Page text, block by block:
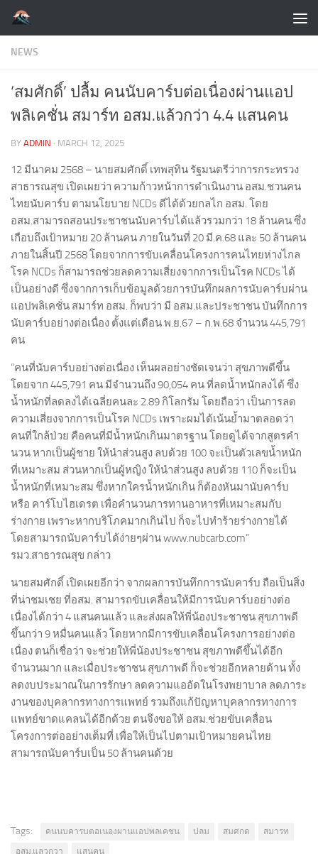
Skip to content
NEWS
‘สมศักดิ์’ ปลื้ม คนนับคาร์บต่อเนื่องผ่านแอป
พลิเคชั่น สมาร์ท อสม.แล้วกว่า 4.4 แสนคน
BY ADMIN · MARCH 12, 2025
12 มีนาคม 2568 – นายสมศักดิ์ เทพสุทิน รัฐมนตรีว่าการกระทรวง
สาธารณสุข เปิดเผยว่า ความก้าวหน้าการดำเนินงาน อสม.ชวนคน
ไทยนับคาร์บ ตามนโยบาย NCDs ดีได้ด้วยกลไก อสม. โดย
อสม.สามารถสอนประชาชนนับคาร์บได้แล้วรวมกว่า 18 ล้านคน ซึ่ง
เกือบถึงเป้าหมาย 20 ล้านคน ภายในวันที่ 20 มี.ค.68 และ 50 ล้านคน
ภายในสิ้นปี 2568 โดยจากการขับเคลื่อนโครงการคนไทยห่างไกล
โรค NCDs ก็สามารถช่วยลดความเสี่ยงจากการเป็นโรค NCDs ได้
เป็นอย่างดี ซึ่งจากการเก็บข้อมูลด้วยการบันทึกผลการนับคาร์บผ่าน
แอปพลิเคชั่น สมาร์ท อสม. ก็พบว่า มี อสม.และประชาชน บันทึกการ
นับคาร์บอย่างต่อเนื่อง ตั้งแต่เดือน พ.ย.67 – ก.พ.68 จำนวน 445,791
คน
“คนที่นับคาร์บอย่างต่อเนื่อง เห็นผลอย่างชัดเจนว่า สุขภาพดีขึ้น
โดยจาก 445,791 คน มีจำนวนถึง 90,054 คน ที่ลดน้ำหนักลงได้ ซึ่ง
น้ำหนักที่ลดลงได้เฉลี่ยคนละ 2.89 กิโลกรัม โดยถือว่า เป็นการลด
ความเสี่ยงจากการเป็นโรค NCDs เพราะผมได้เน้นย้ำมาตลอดว่า
คนที่ใกล้ป่วย คือคนที่มีน้ำหนักเกินมาตรฐาน โดยดูได้จากสูตรคำ
นวน หากเป็นผู้ชาย ให้นำส่วนสูง ลบด้วย 100 จะเป็นตัวเลขน้ำหนัก
ที่เหมาะสม ส่วนหากเป็นผู้หญิง ให้นำส่วนสูง ลบด้วย 110 ก็จะเป็น
น้ำหนักที่เหมาะสม ซึ่งหากใครน้ำหนักเกิน ก็ต้องหันมานับคาร์บ
หรือ คาร์โบไฮเดรต เพื่อคำนวนการทานอาหารที่เหมาะสมกับ
ร่างกาย เพราะหากบริโภคมากเกินไป ก็จะไปทำร้ายร่างกายได้
โดยสามารถนับคาร์บได้ง่ายๆผ่าน www.nubcarb.com”
รมว.สาธารณสุข กล่าว
นายสมศักดิ์ เปิดเผยอีกว่า จากผลการบันทึกการนับคาร์บ ถือเป็นสิ่ง
ที่น่าชมเชย ที่อสม. สามารถขับเคลื่อนให้มีการนับคาร์บอย่างต่อ
เนื่องได้กว่า 4 แสนคนแล้ว และส่งผลให้พี่น้องประชาชน สุขภาพดี
ขึ้นกว่า 9 หมื่นคนแล้ว โดยหากมีการขับเคลื่อนโครงการอย่างต่อ
เนื่อง ตนก็เชื่อว่า จะช่วยให้พี่น้องประชาชน สุขภาพดีขึ้นได้อีก
จำนวนมาก และเมื่อประชาชน สุขภาพดี ก็จะช่วยอีกหลายด้าน ทั้ง
ลดงบประมาณในการรักษา ลดความแออัดในโรงพยาบาล ลดภาระ
งานของบุคลากรทางการแพทย์ รวมถึงแก้ปัญหาบุคลากรทางการ
แพทย์ขาดแคลนได้อีกด้วย ตนจึงขอให้ อสม.ช่วยขับเคลื่อน
โครงการต่ออย่างเต็มที่ เพื่อให้เป็นไปตามเป้าหมายคนไทย
สามารถนับคาร์บเป็น 50 ล้านคนด้วย
Tags: คนนบคารบตอเนองผานแอปพลเคชน ปลม สมศกด
สมารท
อสม.แลวกวา
แสนคน